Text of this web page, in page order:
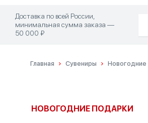
Доставка по всей России,
минимальная сумма заказа —
50 000 ₽
Главная Сувениры Новогодние
НОВОГОДНИЕ ПОДАРКИ